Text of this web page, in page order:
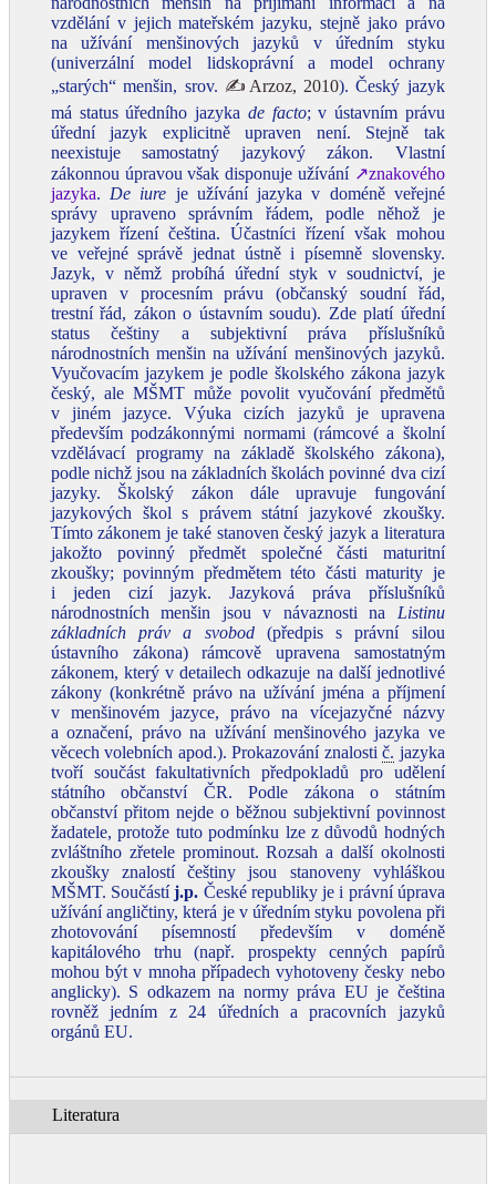
vzdělání v jejich mateřském jazyku, stejně jako právo
na užívání menšinových jazyků v úředním styku
(univerzální model lidskoprávní a model ochrany
„starých“ menšin, srov. ✍Arzoz, 2010). Český jazyk
má status úředního jazyka de facto; v ústavním právu
úřední jazyk explicitně upraven není. Stejně tak
neexistuje samostatný jazykový zákon. Vlastní
zákonnou úpravou však disponuje užívání ↗znakového
jazyka. De iure je užívání jazyka v doméně veřejné
správy upraveno správním řádem, podle něhož je
jazykem řízení čeština. Účastníci řízení však mohou
ve veřejné správě jednat ústně i písemně slovensky.
Jazyk, v němž probíhá úřední styk v soudnictví, je
upraven v procesním právu (občanský soudní řád,
trestní řád, zákon o ústavním soudu). Zde platí úřední
status češtiny a subjektivní práva příslušníků
národnostních menšin na užívání menšinových jazyků.
Vyučovacím jazykem je podle školského zákona jazyk
český, ale MŠMT může povolit vyučování předmětů
v jiném jazyce. Výuka cizích jazyků je upravena
především podzákonnými normami (rámcové a školní
vzdělávací programy na základě školského zákona),
podle nichž jsou na základních školách povinné dva cizí
jazyky. Školský zákon dále upravuje fungování
jazykových škol s právem státní jazykové zkoušky.
Tímto zákonem je také stanoven český jazyk a literatura
jakožto povinný předmět společné části maturitní
zkoušky; povinným předmětem této části maturity je
i jeden cizí jazyk. Jazyková práva příslušníků
národnostních menšin jsou v návaznosti na Listinu
základních práv a svobod(předpis s právní silou
ústavního zákona) rámcově upravena samostatným
zákonem, který v detailech odkazuje na další jednotlivé
zákony (konkrétně právo na užívání jména a příjmení
v menšinovém jazyce, právo na vícejazyčné názvy
a označení, právo na užívání menšinového jazyka ve
věcech volebních apod.). Prokazování znalostič. jazyka
tvoří součást fakultativních předpokladů pro udělení
státního občanství ČR. Podle zákona o státním
občanství přitom nejde o běžnou subjektivní povinnost
žadatele, protože tuto podmínku lze z důvodů hodných
zvláštního zřetele prominout. Rozsah a další okolnosti
zkoušky znalostí češtiny jsou stanoveny vyhláškou
MŠMT. Součástíj.p. České republiky je i právní úprava
užívání angličtiny, která je v úředním styku povolena při
zhotovování písemností především v doméně
kapitálového trhu (např. prospekty cenných papírů
mohou být v mnoha případech vyhotoveny česky nebo
anglicky). S odkazem na normy práva EU je čeština
rovněž jedním z 24 úředních a pracovních jazyků
orgánů EU.
Literatura